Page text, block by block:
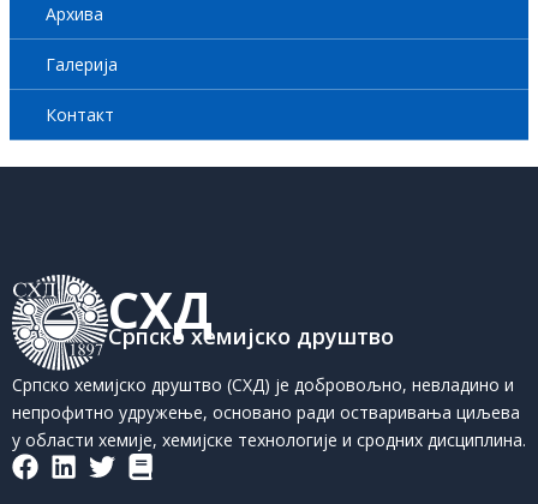
Архива
Галерија
Контакт
СХД
Српско хемијско друштво
Српско хемијско друштво (СХД) је добровољно, невладино и
непрофитно удружење, основано ради остваривања циљева
у области хемије, хемијске технологије и сродних дисциплина.